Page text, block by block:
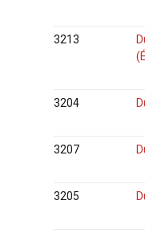
3213
3204
3207
3205